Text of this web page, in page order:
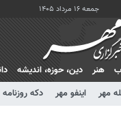
جمعه ۱۶ مرداد ۱۴۰۵
هنر دين، حوزه، انديشه
مهر اینفو مهر دکه روزنامه